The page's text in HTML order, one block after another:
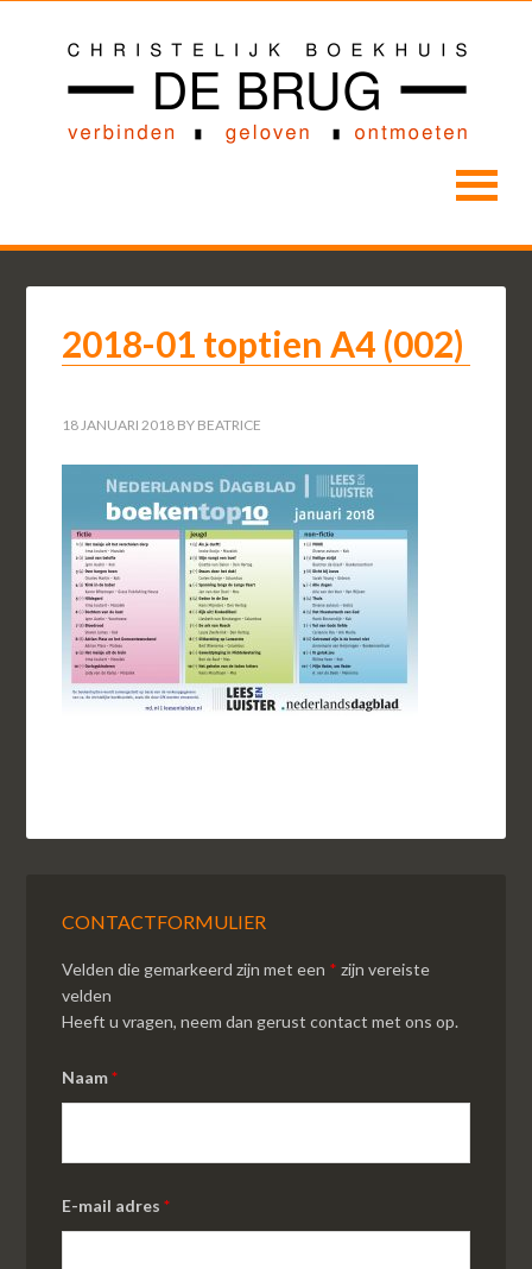
2018-01 toptien A4 (002)
18 JANUARI 2018 BY BEATRICE
CONTACTFORMULIER
Velden die gemarkeerd zijn met een * zijn vereiste
velden
Heeft u vragen, neem dan gerust contact met ons op.
Naam*
E-mail adres*